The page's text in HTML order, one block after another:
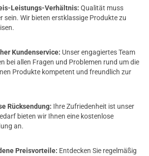
Leistungs-Verhältnis: Qualität muss
sein. Wir bieten erstklassige Produkte zu
Kundenservice: Unser engagiertes Team
bei allen Fragen und Problemen rund um die
Produkte kompetent und freundlich zur
Rücksendung: Ihre Zufriedenheit ist unser
bieten wir Ihnen eine kostenlose
an.
Preisvorteile: Entdecken Sie regelmäßig